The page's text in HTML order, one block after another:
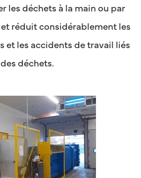
les déchets à la main ou par
réduit considérablement les
et les accidents de travail liés
déchets.